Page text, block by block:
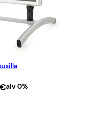
€alv 0%